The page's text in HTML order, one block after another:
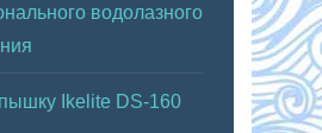
водолазного
Ikelite DS-160